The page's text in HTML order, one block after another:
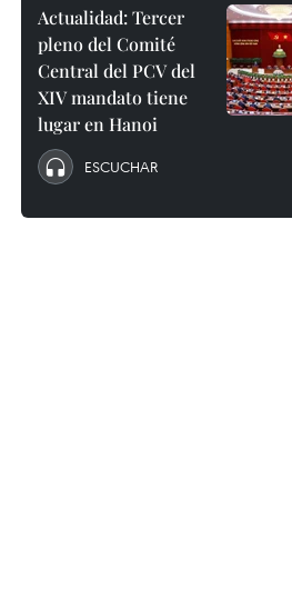
Actualidad: Tercer
pleno del Comité
Central del PCV del
XIV mandato tiene
lugar en Hanoi
ESCUCHAR